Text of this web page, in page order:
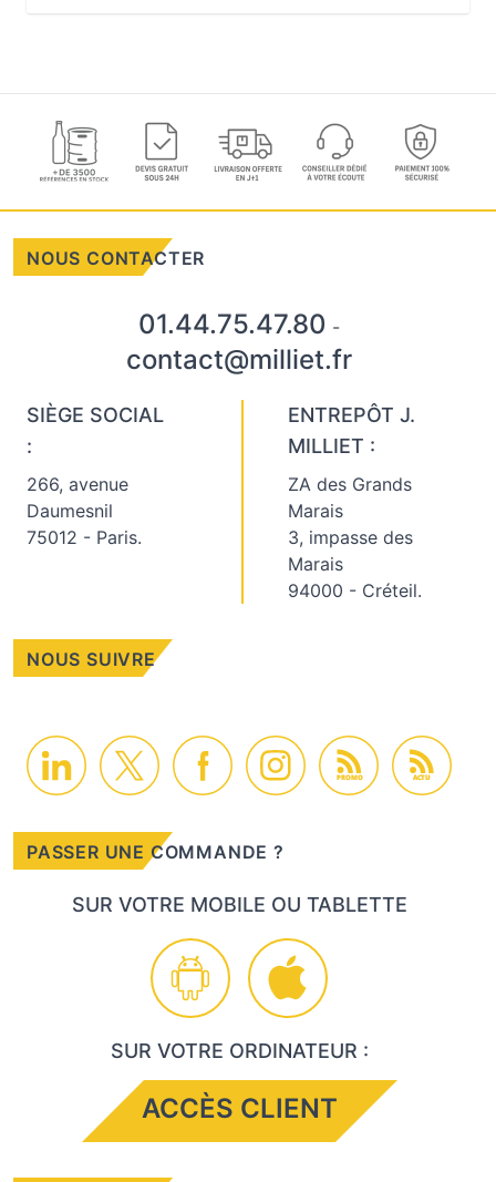
NOUS CONTACTER
01.44.75.47.80 -
contact@milliet.fr
SIÈGE SOCIAL
:
266, avenue
Daumesnil
75012 - Paris.
ENTREPÔT J.
MILLIET :
ZA des Grands
Marais
3, impasse des
Marais
94000 - Créteil.
NOUS SUIVRE
PROMO ACTU
PASSER UNE COMMANDE ?
SUR VOTRE MOBILE OU TABLETTE
SUR VOTRE ORDINATEUR :
ACCÈS CLIENT